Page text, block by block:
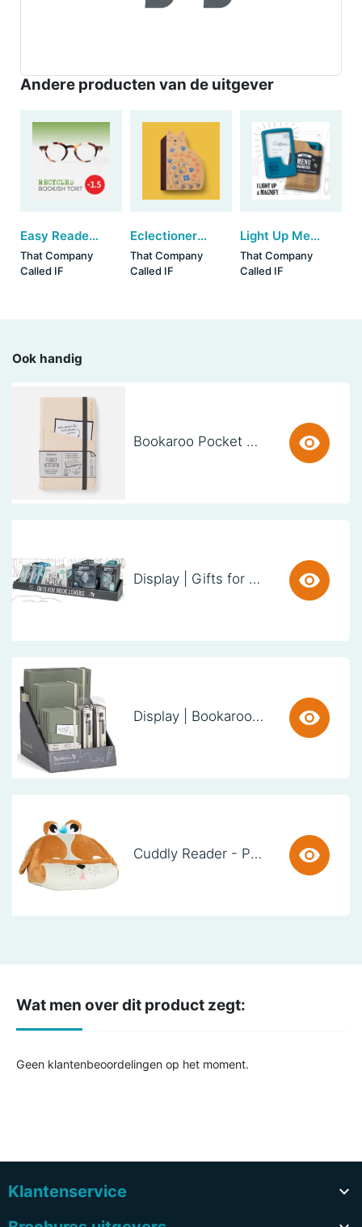
Andere producten van de uitgever
Easy Readers - Recycled Bookish Tortoiseshell (+1.5)
That Company
Called IF
Eclectionery Notable Books - Cat
That Company
Called IF
Light Up Menu Magnifier - Aqua (set van 3)
That Company
Called IF
Ook handig
Bookaroo Pocket Notebook (A6) - CREAM
Display | Gifts for Book Lovers (60cm)
Display | Bookaroo Notebook & Pen - Fern
Cuddly Reader - Puppy Pete
Wat men over dit product zegt:
Geen klantenbeoordelingen op het moment.
Klantenservice
